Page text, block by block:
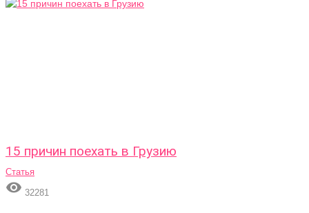
15 причин поехать в Грузию
Статья
 32281